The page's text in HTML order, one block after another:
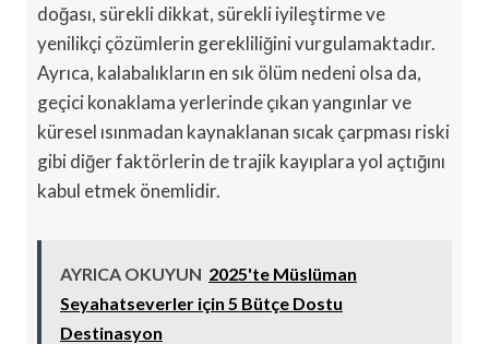
doğası, sürekli dikkat, sürekli iyileştirme ve
yenilikçi çözümlerin gerekliliğini vurgulamaktadır.
Ayrıca, kalabalıkların en sık ölüm nedeni olsa da,
geçici konaklama yerlerinde çıkan yangınlar ve
küresel ısınmadan kaynaklanan sıcak çarpması riski
gibi diğer faktörlerin de trajik kayıplara yol açtığını
kabul etmek önemlidir.
AYRICA OKUYUN 2025'te Müslüman
Seyahatseverler için 5 Bütçe Dostu
Destinasyon